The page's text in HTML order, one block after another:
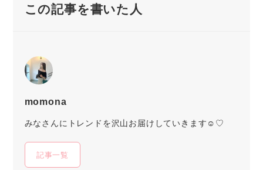
この記事を書いた人
momona
みなさんにトレンドを沢山お届けしていきます☺︎♡
記事一覧